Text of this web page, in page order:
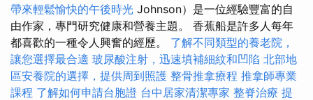
帶來輕鬆愉快的午後時光 Johnson）是一位經驗豐富的自
由作家，專門研究健康和營養主題。 香蕉船是許多人每年
都喜歡的一種令人興奮的經歷。 了解不同類型的養老院，
讓您選擇最合適 玻尿酸注射，迅速填補細紋和凹陷 北部地
區安養院的選擇，提供周到照護 整骨推拿療程 推拿師專業
課程 了解如何申請台胞證 台中居家清潔專家 整脊治療 提